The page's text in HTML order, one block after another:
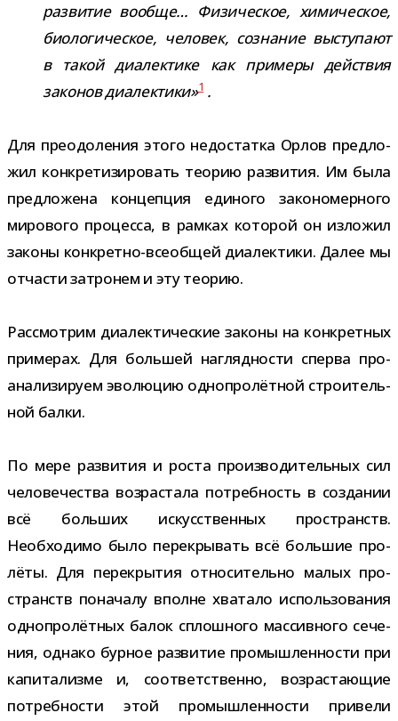
раз­ви­тие вообще… Физическое, хими­че­ское,
био­ло­ги­че­ское, чело­век, созна­ние высту­пают
в такой диа­лек­тике как при­меры дей­ствия
зако­нов диа­лек­тики»1 .
Для пре­одо­ле­ния этого недо­статка Орлов пред­ло­
жил кон­кре­ти­зи­ро­вать тео­рию раз­ви­тия. Им была
пред­ло­жена кон­цеп­ция еди­ного зако­но­мер­ного
миро­вого про­цесса, в рам­ках кото­рой он изло­жил
законы конкретно-​всеобщей диа­лек­тики. Далее мы
отча­сти затро­нем и эту теорию.
Рассмотрим диа­лек­ти­че­ские законы на кон­крет­ных
при­ме­рах. Для боль­шей нагляд­но­сти сперва про­
ана­ли­зи­руем эво­лю­цию одно­про­лёт­ной стро­и­тель­
ной балки.
По мере раз­ви­тия и роста про­из­во­ди­тель­ных сил
чело­ве­че­ства воз­рас­тала потреб­ность в созда­нии
всё боль­ших искус­ствен­ных про­странств.
Необходимо было пере­кры­вать всё боль­шие про­
лёты. Для пере­кры­тия отно­си­тельно малых про­
странств пона­чалу вполне хва­тало исполь­зо­ва­ния
одно­про­лёт­ных балок сплош­ного мас­сив­ного сече­
ния, однако бур­ное раз­ви­тие про­мыш­лен­но­сти при
капи­та­лизме и, соот­вет­ственно, воз­рас­та­ю­щие
потреб­но­сти этой про­мыш­лен­но­сти при­вели